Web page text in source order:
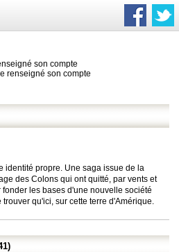
son compte
renseigné son compte
identité propre. Une saga issue de la
des Colons qui ont quitté, par vents et
les bases d'une nouvelle société
qu'ici, sur cette terre d'Amérique.